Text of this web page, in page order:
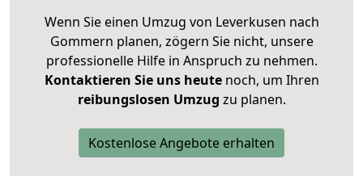
Wenn Sie einen Umzug von Leverkusen nach
Gommern planen, zögern Sie nicht, unsere
professionelle Hilfe in Anspruch zu nehmen.
Kontaktieren Sie uns heutenoch, um Ihren
reibungslosen Umzug zu planen.
Kostenlose Angebote erhalten